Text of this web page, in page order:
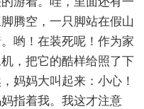
腾空，一只脚站在假山
哟！在装死呢！作为家
，把它的酷样给照了下
妈妈大叫起来：小心！
指着我。我这才注意